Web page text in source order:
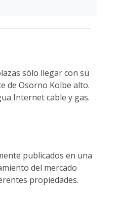
sólo llegar con su
de Osorno Kolbe alto.
Internet cable y gas.
publicados en una
del mercado
propiedades.